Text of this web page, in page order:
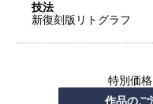
技法
新復刻版リトグラフ
特別価格